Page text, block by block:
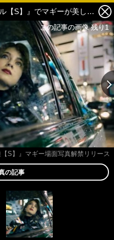
映画『東京喰種 トーキョーグール【S】』でマギーが美しきオッドアイモデル役に決定！史上最悪の喰種・月山習の標的に 1枚目の写真・画像
S】』マギー場面写真解禁リリース
この記事の画像 残り1
の記事
この記事の画像 残り1